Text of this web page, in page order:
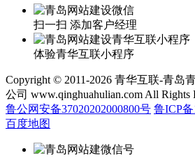
扫一扫 添加客户经理
体验青华互联小程序
Copyright © 2011-2026 青华互联-青岛
公司 www.qinghuahulian.com All Rights
鲁公网安备37020202000800号 鲁ICP备
百度地图